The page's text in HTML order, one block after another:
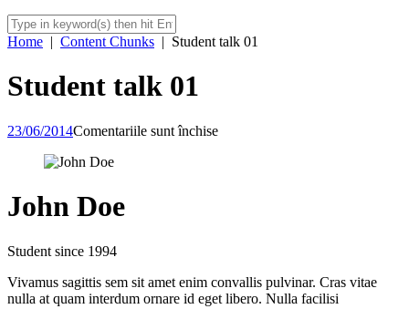
Home | Content Chunks | Student talk 01
Student talk 01
23/06/2014Comentariile sunt închisepentru
John Doe
Student since 1994
Vivamus sagittis sem sit amet enim convallis pulvinar. Cras vitae
nulla at quam interdum ornare id eget libero. Nulla facilisi